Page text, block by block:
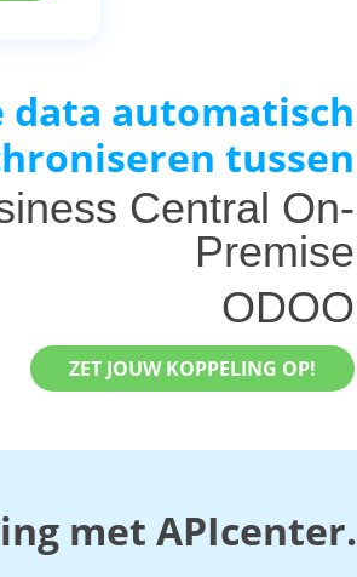
data automatisch
tussen
Central On-
Premise
ODOO
ZET JOUW KOPPELING OP!
met APIcenter.